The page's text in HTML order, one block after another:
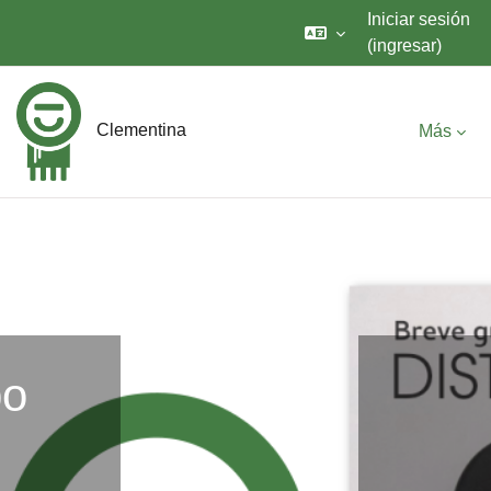
Iniciar sesión
(ingresar)
Clementina Más